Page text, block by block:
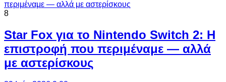
8
Star Fox για το Nintendo Switch 2: Η
επιστροφή που περιμέναμε — αλλά
με αστερίσκους